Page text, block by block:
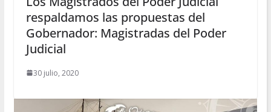
respaldamos las propuestas del
Gobernador: Magistradas del Poder
Judicial
30 julio, 2020